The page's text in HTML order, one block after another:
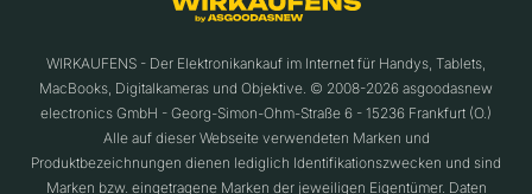
WIRKAUFENS - Der Elektronikankauf im Internet für Handys, Tablets,
MacBooks, Digitalkameras und Objektive. © 2008-2026 asgoodasnew
electronics GmbH - Georg-Simon-Ohm-Straße 6 - 15236 Frankfurt (O.)
Alle auf dieser Webseite verwendeten Marken und
Produktbezeichnungen dienen lediglich Identifikationszwecken und sind
Marken bzw. eingetragene Marken der jeweiligen Eigentümer. Daten